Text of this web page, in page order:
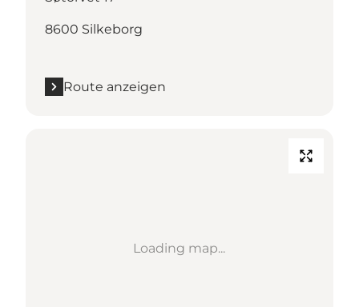
8600 Silkeborg
Route anzeigen
Loading map...